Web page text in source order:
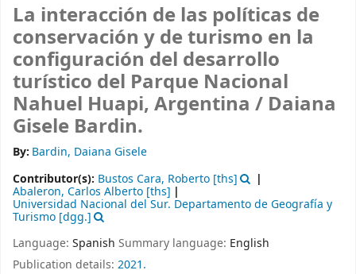
La interacción de las políticas de
conservación y de turismo en la
configuración del desarrollo
turístico del Parque Nacional
Nahuel Huapi, Argentina / Daiana
Gisele Bardin.
By: Bardin, Daiana Gisele
Contributor(s): Bustos Cara, Roberto [ths]
Abaleron, Carlos Alberto [ths]
Universidad Nacional del Sur. Departamento de Geografía y
Turismo [dgg.]
Language: Spanish Summary language: English
Publication details: 2021.